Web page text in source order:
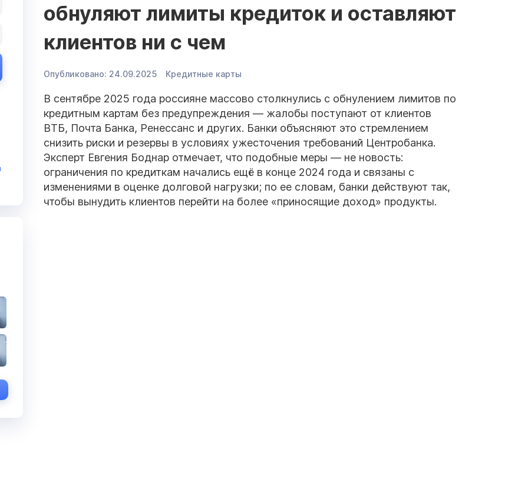
обнуляют лимиты кредиток и оставляют
клиентов ни с чем
Опубликовано: 24.09.2025 Кредитные карты
В сентябре 2025 года россияне массово столкнулись с обнулением лимитов по
кредитным картам без предупреждения — жалобы поступают от клиентов
ВТБ, Почта Банка, Ренессанс и других. Банки объясняют это стремлением
снизить риски и резервы в условиях ужесточения требований Центробанка.
Эксперт Евгения Боднар отмечает, что подобные меры — не новость:
ограничения по кредиткам начались ещё в конце 2024 года и связаны с
изменениями в оценке долговой нагрузки; по ее словам, банки действуют так,
чтобы вынудить клиентов перейти на более «приносящие доход» продукты.